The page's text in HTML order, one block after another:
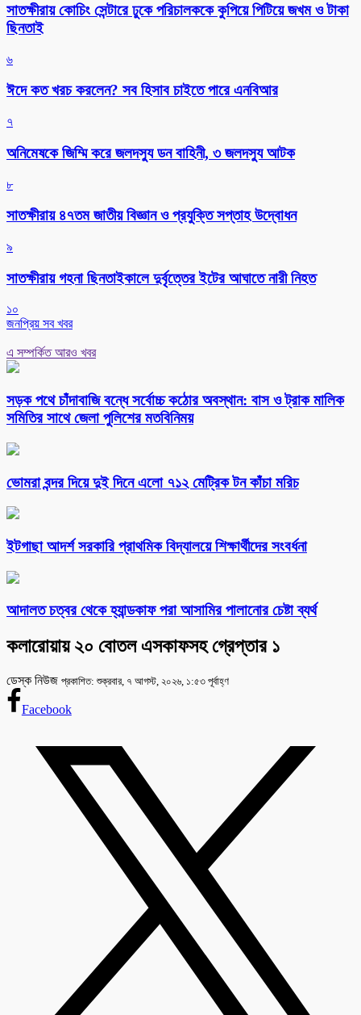
সাতক্ষীরায় কোচিং সেন্টারে ঢুকে পরিচালককে কুপিয়ে পিটিয়ে জখম ও টাকা
ছিনতাই
৬
ঈদে কত খরচ করলেন? সব হিসাব চাইতে পারে এনবিআর
৭
অনিমেষকে জিম্মি করে জলদস্যু ডন বাহিনী, ৩ জলদস্যু আটক
৮
সাতক্ষীরায় ৪৭তম জাতীয় বিজ্ঞান ও প্রযুক্তি সপ্তাহ উদ্বোধন
৯
সাতক্ষীরায় গহনা ছিনতাইকালে দুর্বৃত্তের ইটের আঘাতে নারী নিহত
১০
জনপ্রিয় সব খবর
এ সম্পর্কিত আরও খবর
সড়ক পথে চাঁদাবাজি বন্ধে সর্বোচ্চ কঠোর অবস্থান: বাস ও ট্রাক মালিক
সমিতির সাথে জেলা পুলিশের মতবিনিময়
ভোমরা বন্দর দিয়ে দুই দিনে এলো ৭১২ মেট্রিক টন কাঁচা মরিচ
ইটগাছা আদর্শ সরকারি প্রাথমিক বিদ্যালয়ে শিক্ষার্থীদের সংবর্ধনা
আদালত চত্বর থেকে হ্যান্ডকাফ পরা আসামির পালানোর চেষ্টা ব্যর্থ
কলারোয়ায় ২০ বোতল এসকাফসহ গ্রেপ্তার ১
ডেস্ক নিউজ প্রকাশিত: শুক্রবার, ৭ আগস্ট, ২০২৬, ১:৫৩ পূর্বাহ্ণ
Facebook